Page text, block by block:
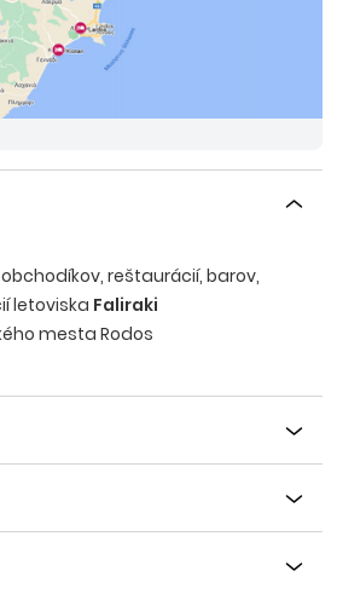
reštaurácií, barov,
letoviska Faliraki
mesta Rodos